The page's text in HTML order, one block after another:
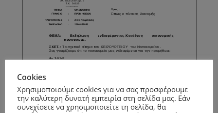
Cookies
Χρησιμοποιούμε cookies για να σας προσφέρουμε
την καλύτερη δυνατή εμπειρία στη σελίδα μας. Εάν
συνεχίσετε να χρησιμοποιείτε τη σελίδα, θα